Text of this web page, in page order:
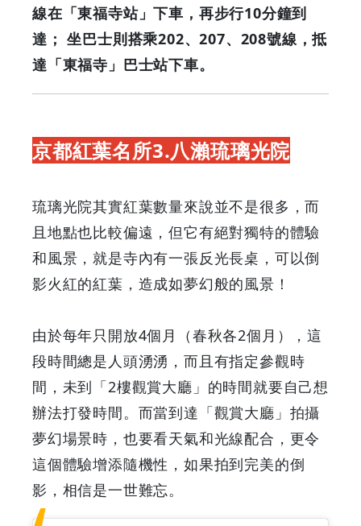
線在「東福寺站」下車，再步行10分鐘到
達； 坐巴士則搭乘202、207、208號線，抵
達「東福寺」巴士站下車。
京都紅葉名所3.八瀨琉璃光院
琉璃光院其實紅葉數量來說並不是很多，而
且地點也比較偏遠，但它有絕對獨特的體驗
和風景，就是寺內有一張反光長桌，可以倒
影火紅的紅葉，造成如夢幻般的風景！
由於每年只開放4個月（春秋各2個月），這
段時間總是人頭湧湧，而且有指定參觀時
間，未到「2樓觀賞大廳」的時間就要自己想
辦法打發時間。而當到達「觀賞大廳」拍攝
夢幻場景時，也要看天氣和光線配合，更令
這個體驗增添隨機性，如果拍到完美的倒
影，相信是一世難忘。